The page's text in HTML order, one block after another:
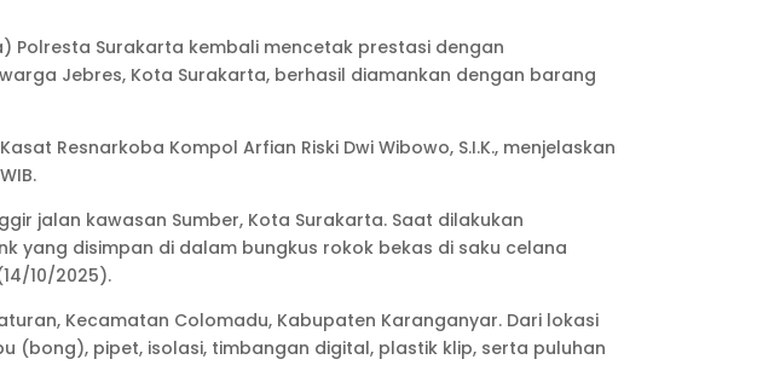
Polresta Surakarta kembali mencetak prestasi dengan
Jebres, Kota Surakarta, berhasil diamankan dengan barang
Resnarkoba Kompol Arfian Riski Dwi Wibowo, S.I.K., menjelaskan
jalan kawasan Sumber, Kota Surakarta. Saat dilakukan
yang disimpan di dalam bungkus rokok bekas di saku celana
10/2025).
Kecamatan Colomadu, Kabupaten Karanganyar. Dari lokasi
(bong), pipet, isolasi, timbangan digital, plastik klip, serta puluhan